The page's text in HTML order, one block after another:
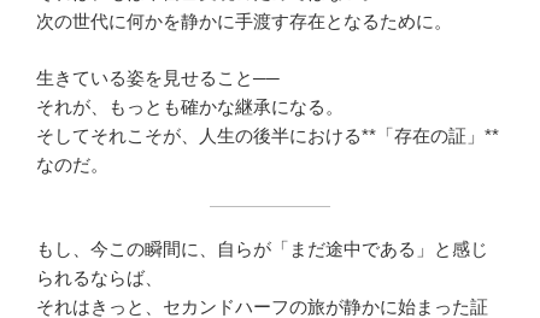
次の世代に何かを静かに手渡す存在となるために。
生きている姿を見せること──
それが、もっとも確かな継承になる。
そしてそれこそが、人生の後半における**「存在の証」**
なのだ。
もし、今この瞬間に、自らが「まだ途中である」と感じ
られるならば、
それはきっと、セカンドハーフの旅が静かに始まった証